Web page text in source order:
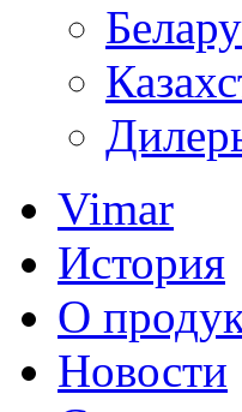
Vimar
История
О
Новости